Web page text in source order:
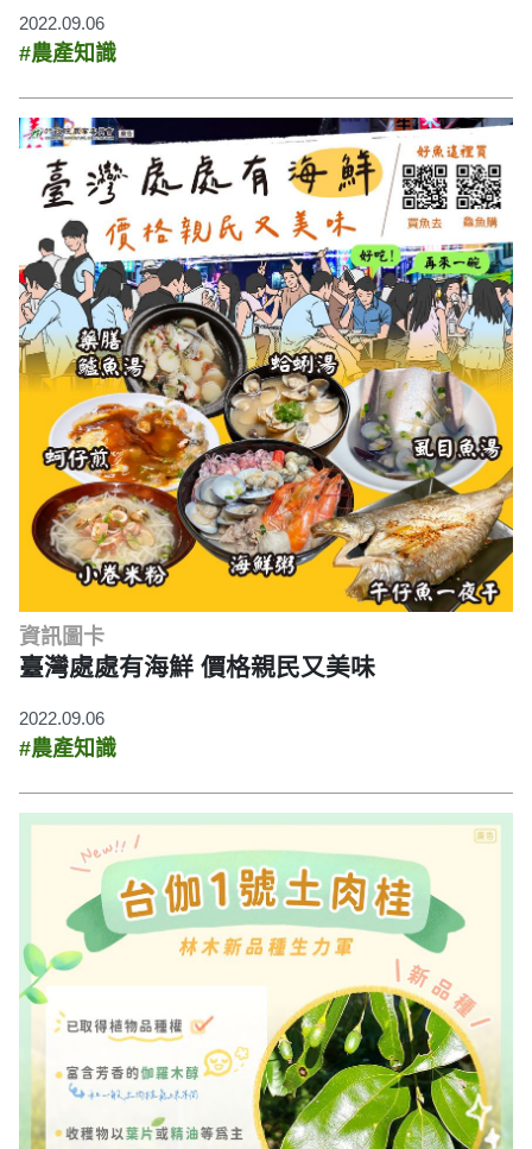
2022.09.06
#農產知識
資訊圖卡
臺灣處處有海鮮 價格親民又美味
2022.09.06
#農產知識